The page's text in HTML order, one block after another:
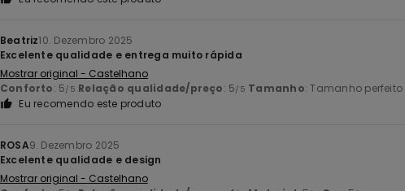
Beatriz10. Dezembro 2025
Excelente qualidade e entrega muito rápida
Mostrar original - Castelhano
Conforto: 5/5 Relação qualidade/preço: 5/5 Tamanho: Tamanho perfeito
Eu recomendo este produto
ROSA9. Dezembro 2025
Excelente qualidade e design
Mostrar original - Castelhano